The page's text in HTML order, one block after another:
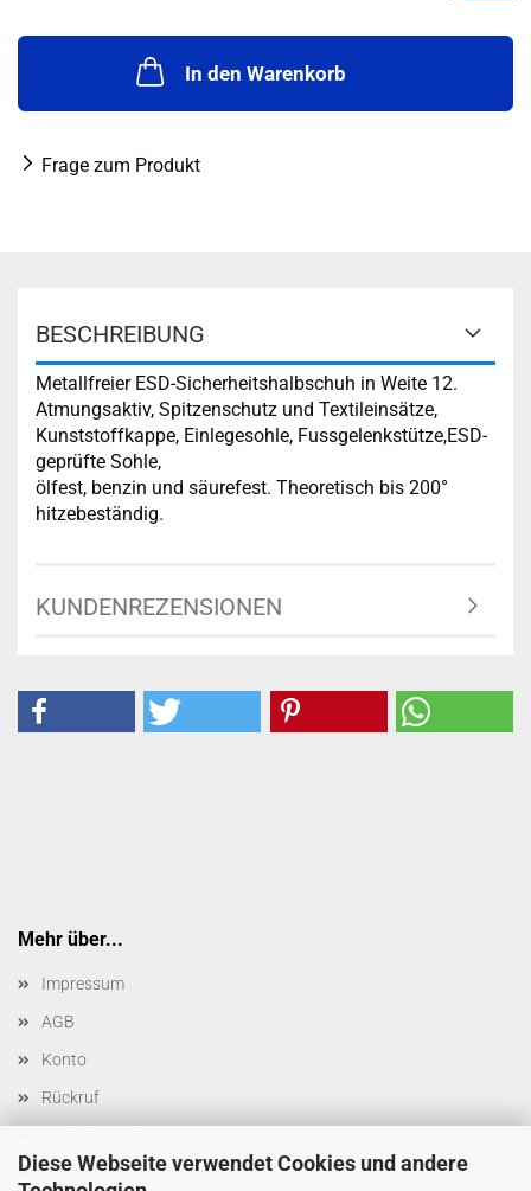
Diese Webseite verwendet Cookies und andere
In den Warenkorb
Frage zum Produkt
BESCHREIBUNG
Metallfreier ESD-Sicherheitshalbschuh in Weite 12.
Atmungsaktiv, Spitzenschutz und Textileinsätze,
Kunststoffkappe, Einlegesohle, Fussgelenkstütze,ESD-
geprüfte Sohle,
ölfest, benzin und säurefest. Theoretisch bis 200°
hitzebeständig.
KUNDENREZENSIONEN
Mehr über...
Impressum
AGB
Konto
Rückruf
Cookie Einstellungen